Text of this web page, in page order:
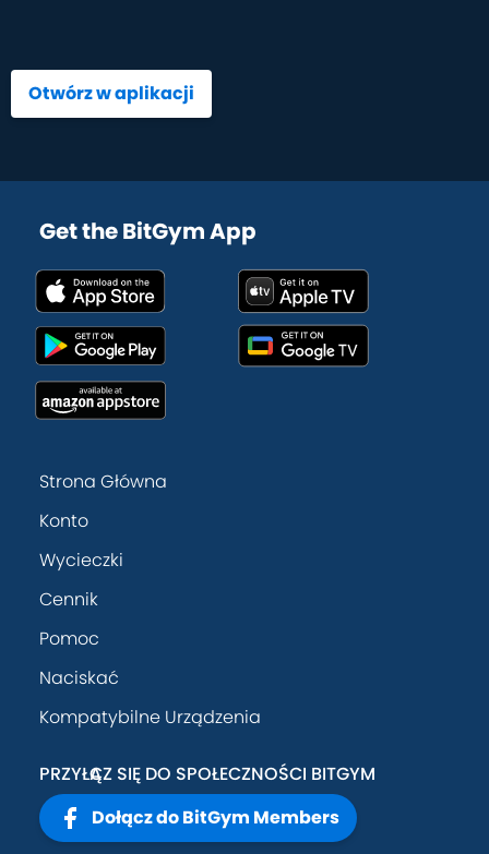
Otwórz w aplikacji
Get the BitGym App
Strona Główna
Konto
Wycieczki
Cennik
Pomoc
Naciskać
Kompatybilne Urządzenia
PRZYŁĄCZ SIĘ DO SPOŁECZNOŚCI BITGYM
Dołącz do BitGym Members